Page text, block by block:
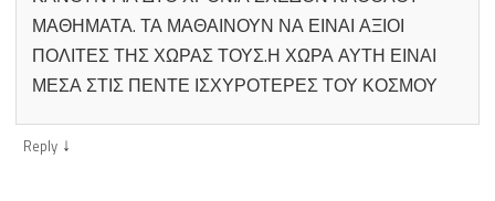
ΜΑΘΗΜΑΤΑ. ΤΑ ΜΑΘΑΙΝΟΥΝ ΝΑ ΕΙΝΑΙ ΑΞΙΟΙ
ΠΟΛΙΤΕΣ ΤΗΣ ΧΩΡΑΣ ΤΟΥΣ.Η ΧΩΡΑ ΑΥΤΗ ΕΙΝΑΙ
ΜΕΣΑ ΣΤΙΣ ΠΕΝΤΕ ΙΣΧΥΡΟΤΕΡΕΣ ΤΟΥ ΚΟΣΜΟΥ
Reply ↓